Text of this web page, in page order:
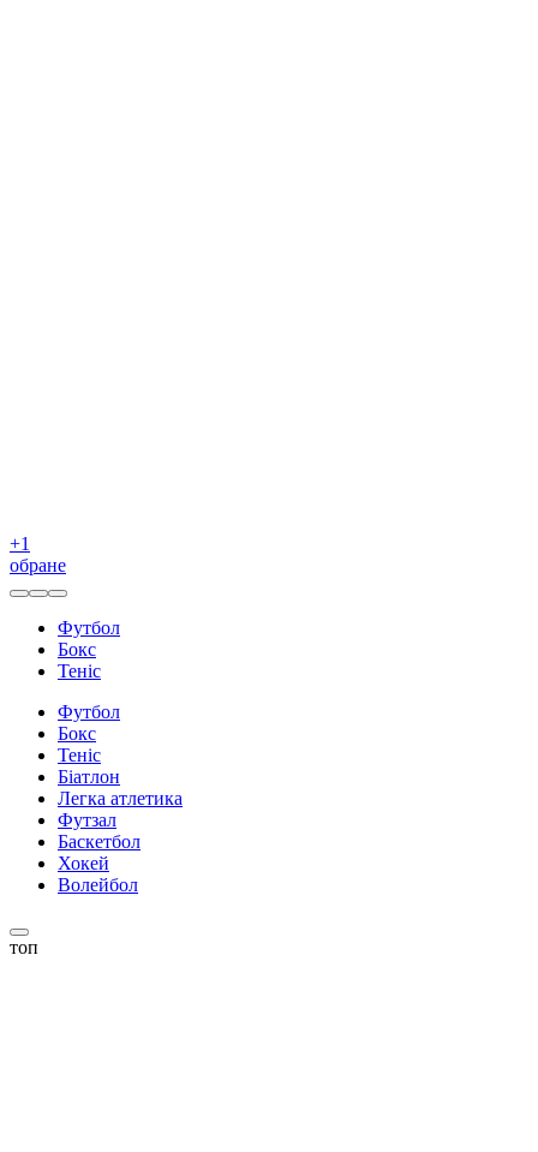
+1
обране
Футбол
Бокс
Теніс
Футбол
Бокс
Теніс
Біатлон
Легка атлетика
Футзал
Баскетбол
Хокей
Волейбол
топ